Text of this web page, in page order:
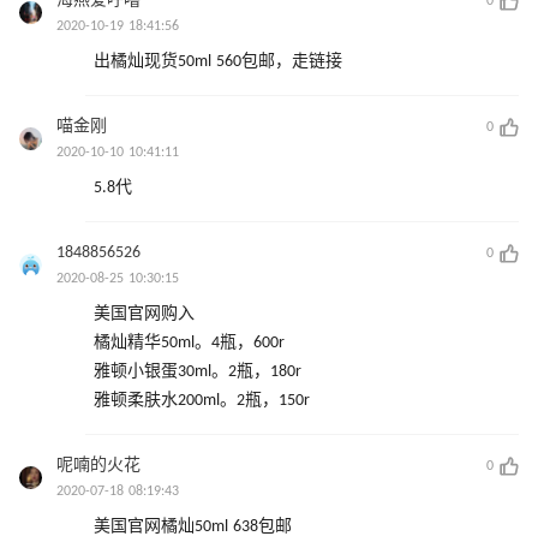
2020-10-19 18:41:56
出橘灿现货50ml 560包邮，走链接
喵金刚
0
2020-10-10 10:41:11
5.8代
1848856526
0
2020-08-25 10:30:15
美国官网购入
橘灿精华50ml。4瓶，600r
雅顿小银蛋30ml。2瓶，180r
雅顿柔肤水200ml。2瓶，150r
呢喃的火花
0
2020-07-18 08:19:43
美国官网橘灿50ml 638包邮